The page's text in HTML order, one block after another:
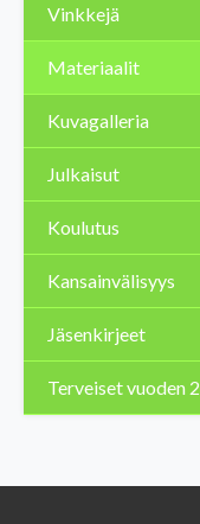
Vinkkejä
Materiaalit
Kuvagalleria
Julkaisut
Koulutus
Kansainvälisyys
Jäsenkirjeet
Terveiset vuoden